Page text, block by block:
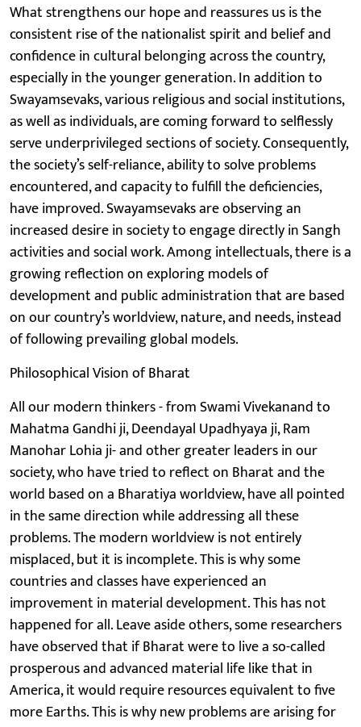
What strengthens our hope and reassures us is the
consistent rise of the nationalist spirit and belief and
confidence in cultural belonging across the country,
especially in the younger generation. In addition to
Swayamsevaks, various religious and social institutions,
as well as individuals, are coming forward to selflessly
serve underprivileged sections of society. Consequently,
the society’s self-reliance, ability to solve problems
encountered, and capacity to fulfill the deficiencies,
have improved. Swayamsevaks are observing an
increased desire in society to engage directly in Sangh
activities and social work. Among intellectuals, there is a
growing reflection on exploring models of
development and public administration that are based
on our country’s worldview, nature, and needs, instead
of following prevailing global models.
Philosophical Vision of Bharat
All our modern thinkers - from Swami Vivekanand to
Mahatma Gandhi ji, Deendayal Upadhyaya ji, Ram
Manohar Lohia ji- and other greater leaders in our
society, who have tried to reflect on Bharat and the
world based on a Bharatiya worldview, have all pointed
in the same direction while addressing all these
problems. The modern worldview is not entirely
misplaced, but it is incomplete. This is why some
countries and classes have experienced an
improvement in material development. This has not
happened for all. Leave aside others, some researchers
have observed that if Bharat were to live a so-called
prosperous and advanced material life like that in
America, it would require resources equivalent to five
more Earths. This is why new problems are arising for